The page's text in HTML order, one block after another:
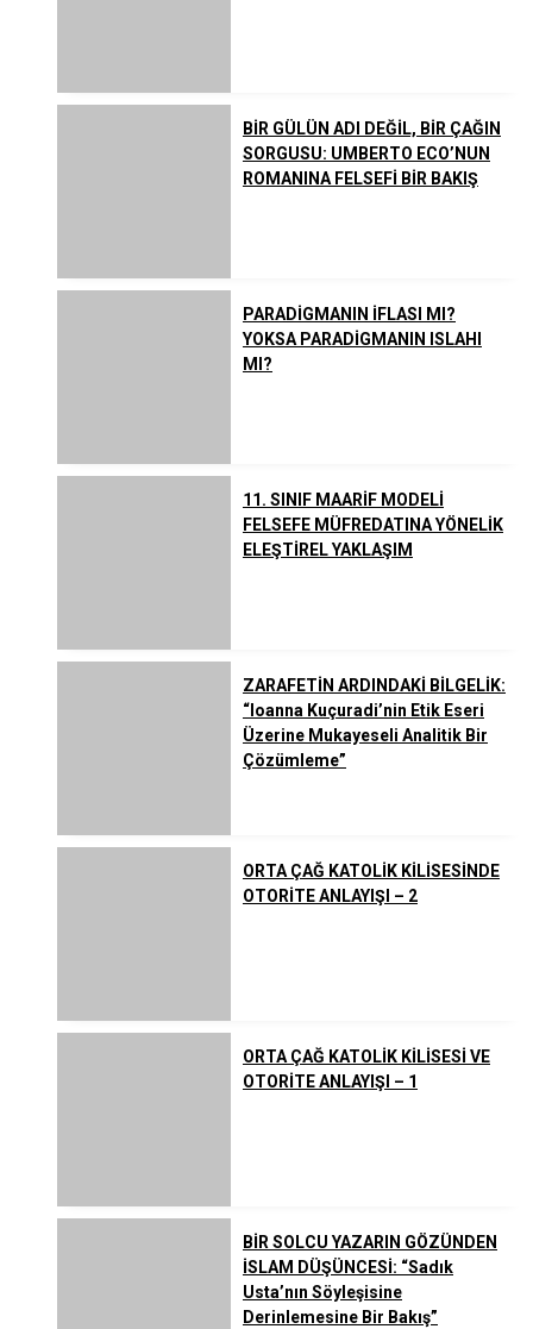
BİR GÜLÜN ADI DEĞİL, BİR ÇAĞIN
SORGUSU: UMBERTO ECO’NUN
ROMANINA FELSEFİ BİR BAKIŞ
PARADİGMANIN İFLASI MI?
YOKSA PARADİGMANIN ISLAHI
MI?
11. SINIF MAARİF MODELİ
FELSEFE MÜFREDATINA YÖNELİK
ELEŞTİREL YAKLAŞIM
ZARAFETİN ARDINDAKİ BİLGELİK:
“Ioanna Kuçuradi’nin Etik Eseri
Üzerine Mukayeseli Analitik Bir
Çözümleme”
ORTA ÇAĞ KATOLİK KİLİSESİNDE
OTORİTE ANLAYIŞI – 2
ORTA ÇAĞ KATOLİK KİLİSESİ VE
OTORİTE ANLAYIŞI – 1
BİR SOLCU YAZARIN GÖZÜNDEN
İSLAM DÜŞÜNCESİ: “Sadık
Usta’nın Söyleşisine
Derinlemesine Bir Bakış”